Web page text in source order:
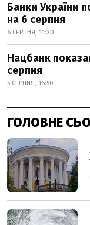
Банки України
на 6 серпня
6 СЕРПНЯ, 11:20
Нацбанк
серпня
5 СЕРПНЯ, 16:50
ГОЛОВНЕ